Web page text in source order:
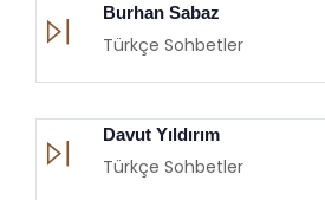
Burhan Sabaz
Türkçe Sohbetler
Davut Yıldırım
Türkçe Sohbetler